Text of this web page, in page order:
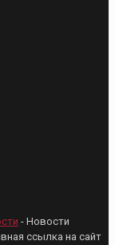
- Новости
ссылка на сайт